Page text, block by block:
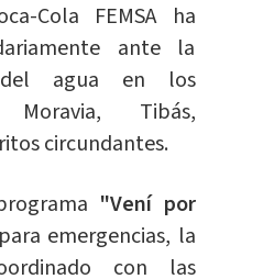
Cola FEMSA ha
ante la
del agua en los
Tibás,
circundantes.
"Vení por
emergencias, la
con las